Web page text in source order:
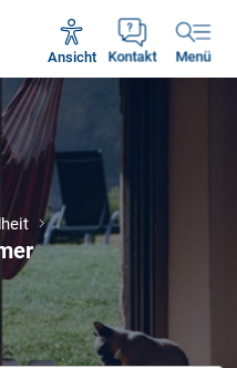
Kontakt
Ansicht Menü
18:30 Uhr